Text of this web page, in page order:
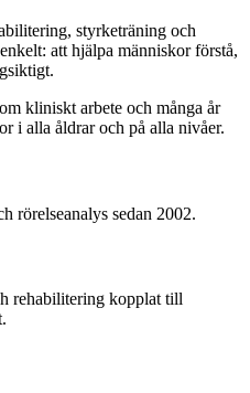
styrketräning och
att hjälpa människor förstå,
kliniskt arbete och många år
i alla åldrar och på alla nivåer.
rörelseanalys sedan 2002.
rehabilitering kopplat till